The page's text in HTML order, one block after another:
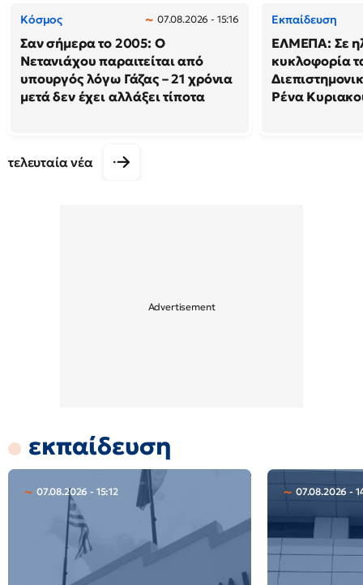
Κόσμος 07.08.2026 - 15:16
Σαν σήμερα το 2005: Ο
Νετανιάχου παραιτείται από
υπουργός λόγω Γάζας – 21 χρόνια
μετά δεν έχει αλλάξει τίποτα
Εκπαίδευση
ΕΛΜΕΠΑ: Σε
κυκλοφορία
Ρένα
τελευταία νέα
εκπαίδευση
07.08.2026 - 15:12 07.08.2026 -